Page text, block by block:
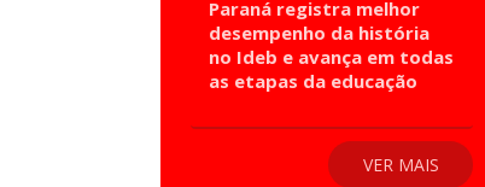
Paraná registra melhor
desempenho da história
no Ideb e avança em todas
as etapas da educação
VER MAIS